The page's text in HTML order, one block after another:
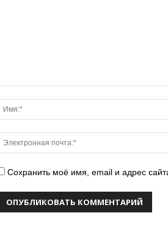
Сохранить моё имя, email и адрес